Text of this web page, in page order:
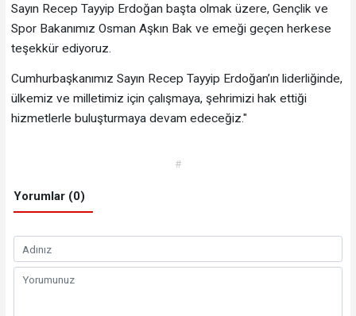
Sayın Recep Tayyip Erdoğan başta olmak üzere, Gençlik ve
Spor Bakanımız Osman Aşkın Bak ve emeği geçen herkese
teşekkür ediyoruz.
Cumhurbaşkanımız Sayın Recep Tayyip Erdoğan’ın liderliğinde,
ülkemiz ve milletimiz için çalışmaya, şehrimizi hak ettiği
hizmetlerle buluşturmaya devam edeceğiz."
#
Yorumlar (0)